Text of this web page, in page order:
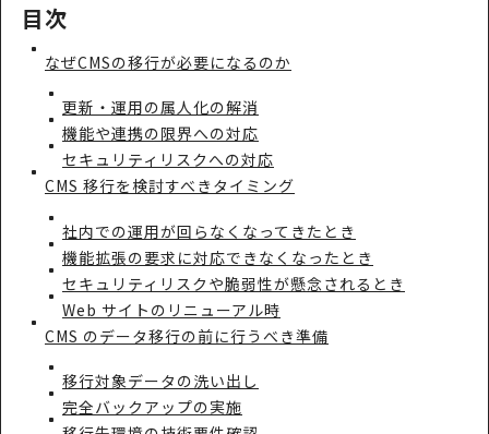
目次
なぜCMSの移行が必要になるのか
更新・運用の属人化の解消
機能や連携の限界への対応
セキュリティリスクへの対応
CMS 移行を検討すべきタイミング
社内での運用が回らなくなってきたとき
機能拡張の要求に対応できなくなったとき
セキュリティリスクや脆弱性が懸念されるとき
Web サイトのリニューアル時
CMS のデータ移行の前に行うべき準備
移行対象データの洗い出し
完全バックアップの実施